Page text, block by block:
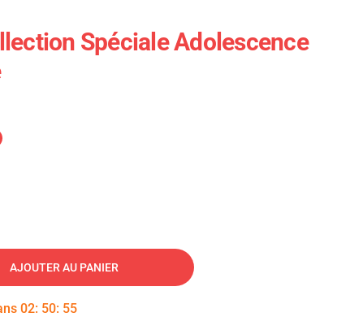
Spéciale Adolescence
AJOUTER AU PANIER
02: 50: 54